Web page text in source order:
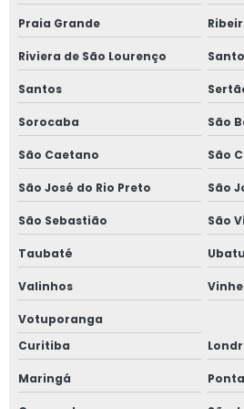
Projeto de linha de vida e ponto de
Projeto de segurança de máquinas
Projeto de ventilação mecânica
Projetos de adequação de
Projetos de combate a incêndio
Projetos de nr 12
Projetos de para raios spda
Projetos de prevenção e combate
Projetos de segurança com
Projetos de spda
Praia Grande
Riviera de São Lourenço
Santos
Sorocaba São
São Caetano São
São José do Rio Preto São
São Sebastião São
Taubaté
Valinhos
Votuporanga
Curitiba
Maringá